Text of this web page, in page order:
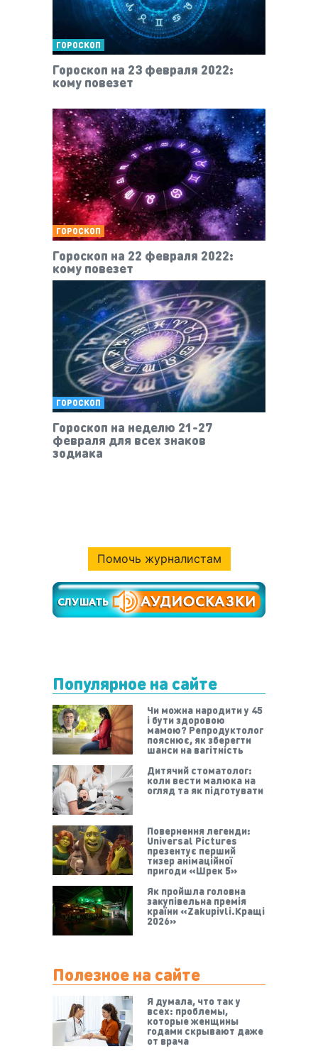
ГОРОСКОП
Гороскоп на 23 февраля 2022:
кому повезет
ГОРОСКОП
Гороскоп на 22 февраля 2022:
кому повезет
ГОРОСКОП
Гороскоп на неделю 21-27
февраля для всех знаков
зодиака
Помочь журналистам
Популярное на сайте
Чи можна народити у 45
і бути здоровою
мамою? Репродуктолог
пояснює, як зберегти
шанси на вагітність
Дитячий стоматолог:
коли вести малюка на
огляд та як підготувати
Повернення легенди:
Universal Pictures
презентує перший
тизер анімаційної
пригоди «Шрек 5»
Як пройшла головна
закупівельна премія
країни «Zakupivli.Кращі
2026»
Полезное на сайте
Я думала, что так у
всех: проблемы,
которые женщины
годами скрывают даже
от врача